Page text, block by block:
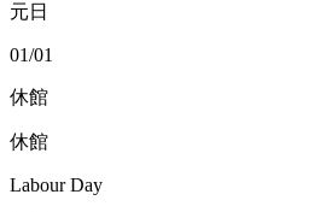
元日
01/01
休館
休館
Labour Day